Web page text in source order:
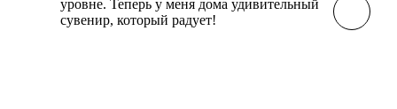
уровне. Теперь у меня дома удивительный
сувенир, который радует!